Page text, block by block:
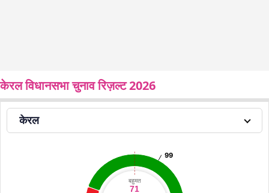
केरल विधानसभा चुनाव रिज़ल्ट 2026